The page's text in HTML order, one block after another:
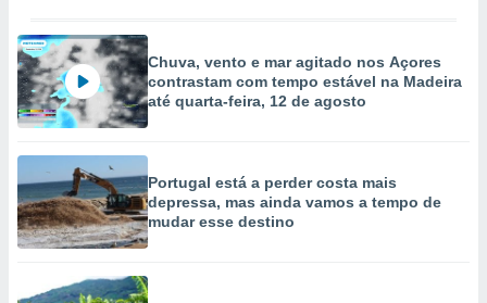
Chuva, vento e mar agitado nos Açores
contrastam com tempo estável na Madeira
até quarta-feira, 12 de agosto
Portugal está a perder costa mais
depressa, mas ainda vamos a tempo de
mudar esse destino